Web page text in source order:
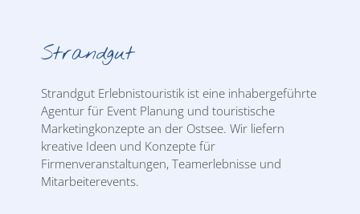
Strandgut
Strandgut Erlebnistouristik ist eine inhabergeführte
Agentur für Event Planung und touristische
Marketingkonzepte an der Ostsee. Wir liefern
kreative Ideen und Konzepte für
Firmenveranstaltungen, Teamerlebnisse und
Mitarbeiterevents.